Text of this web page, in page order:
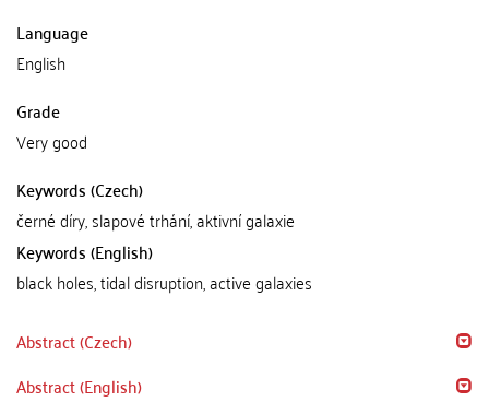
Language
English
Grade
Very good
Keywords (Czech)
černé díry, slapové trhání, aktivní galaxie
Keywords (English)
black holes, tidal disruption, active galaxies
Abstract (Czech)
Abstract (English)